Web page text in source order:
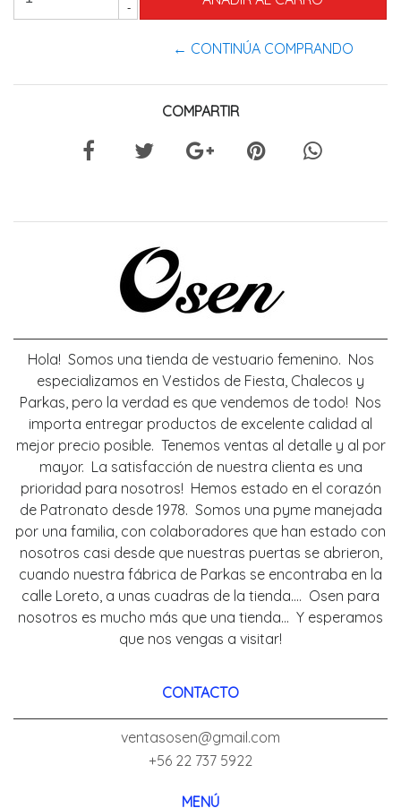
-
← CONTINÚA COMPRANDO
COMPARTIR
Hola! Somos una tienda de vestuario femenino. Nos
especializamos en Vestidos de Fiesta, Chalecos y
Parkas, pero la verdad es que vendemos de todo! Nos
importa entregar productos de excelente calidad al
mejor precio posible. Tenemos ventas al detalle y al por
mayor. La satisfacción de nuestra clienta es una
prioridad para nosotros! Hemos estado en el corazón
de Patronato desde 1978. Somos una pyme manejada
por una familia, con colaboradores que han estado con
nosotros casi desde que nuestras puertas se abrieron,
cuando nuestra fábrica de Parkas se encontraba en la
calle Loreto, a unas cuadras de la tienda.... Osen para
nosotros es mucho más que una tienda... Y esperamos
que nos vengas a visitar!
CONTACTO
ventasosen@gmail.com
+56 22 737 5922
MENÚ